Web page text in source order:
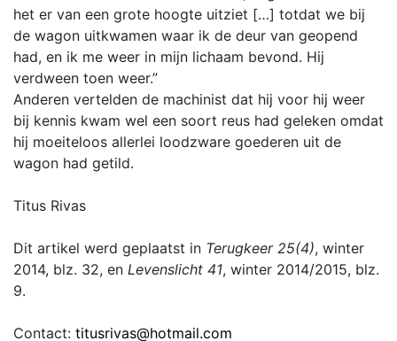
het er van een grote hoogte uitziet […] totdat we bij
de wagon uitkwamen waar ik de deur van geopend
had, en ik me weer in mijn lichaam bevond. Hij
verdween toen weer.”
Anderen vertelden de machinist dat hij voor hij weer
bij kennis kwam wel een soort reus had geleken omdat
hij moeiteloos allerlei loodzware goederen uit de
wagon had getild.
Titus Rivas
Dit artikel werd geplaatst in Terugkeer 25(4), winter
2014, blz. 32, en Levenslicht 41, winter 2014/2015, blz.
9.
Contact: titusrivas@hotmail.com